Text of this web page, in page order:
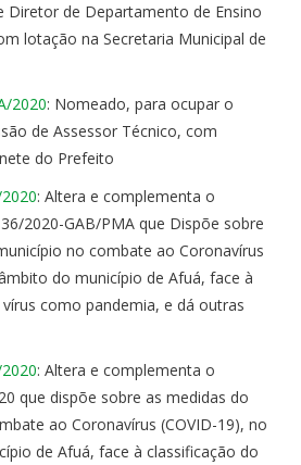
Diretor de Departamento de Ensino
lotação na Secretaria Municipal de
2020: Nomeado, para ocupar o
de Assessor Técnico, com
do Prefeito
: Altera e complementa o
2020-GAB/PMA que Dispõe sobre
no combate ao Coronavírus
do município de Afuá, face à
como pandemia, e dá outras
: Altera e complementa o
que dispõe sobre as medidas do
ao Coronavírus (COVID-19), no
de Afuá, face à classificação do